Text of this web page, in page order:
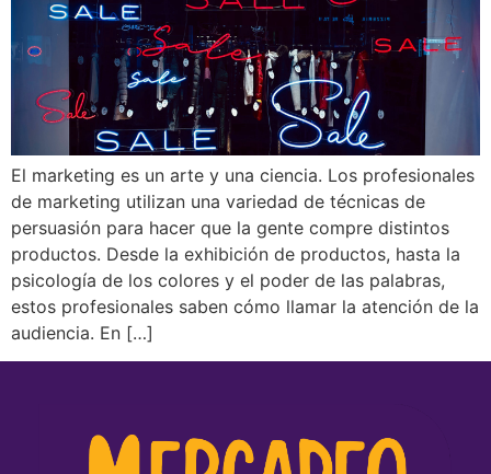
El marketing es un arte y una ciencia. Los profesionales
de marketing utilizan una variedad de técnicas de
persuasión para hacer que la gente compre distintos
productos. Desde la exhibición de productos, hasta la
psicología de los colores y el poder de las palabras,
estos profesionales saben cómo llamar la atención de la
audiencia. En […]